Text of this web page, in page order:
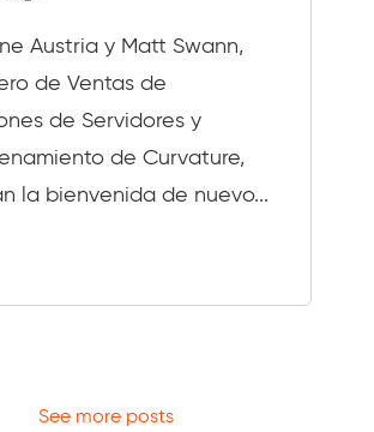
Austria y Matt Swann,
de Ventas de
de Servidores y
de Curvature,
la bienvenida de nuevo...
See more posts